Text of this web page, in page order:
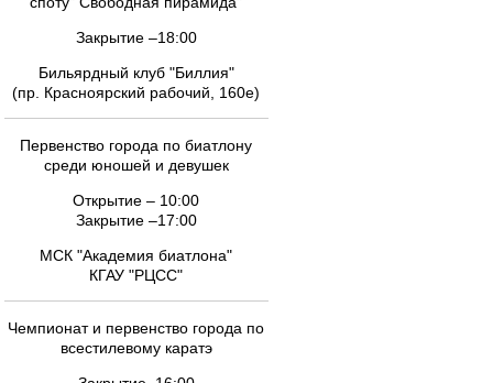
Закрытие –18:00
Бильярдный клуб "Биллия"
(пр. Красноярский рабочий, 160е)
Первенство города по биатлону
среди юношей и девушек
Открытие – 10:00
Закрытие –17:00
МСК "Академия биатлона"
КГАУ "РЦСС"
Чемпионат и первенство города по
всестилевому каратэ